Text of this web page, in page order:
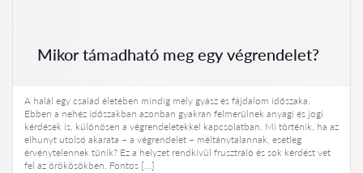
Mikor támadható meg egy végrendelet?
A halál egy család életében mindig mély gyász és fájdalom időszaka.
Ebben a nehéz időszakban azonban gyakran felmerülnek anyagi és jogi
kérdések is, különösen a végrendeletekkel kapcsolatban. Mi történik, ha az
elhunyt utolsó akarata – a végrendelet – méltánytalannak, esetleg
érvénytelennek tűnik? Ez a helyzet rendkívül frusztráló és sok kérdést vet
fel az örökösökben. Fontos […]